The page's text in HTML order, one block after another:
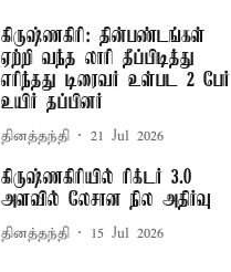
கிருஷ்ணகிரி: தின்பண்டங்கள்
ஏற்றி வந்த லாரி தீப்பிடித்து
எரிந்தது டிரைவர் உள்பட 2 பேர்
உயிர் தப்பினர்
தினத்தந்தி 21 Jul 2026
கிருஷ்ணகிரியில் ரிக்டர் 3.0
அளவில் லேசான நில அதிர்வு
தினத்தந்தி 15 Jul 2026